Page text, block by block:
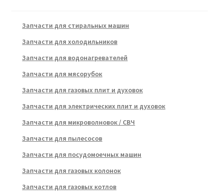
Запчасти для стиральных машин
Запчасти для холодильников
Запчасти для водонагревателей
Запчасти для мясорубок
Запчасти для газовых плит и духовок
Запчасти для электрических плит и духовок
Запчасти для микроволновок / СВЧ
Запчасти для пылесосов
Запчасти для посудомоечных машин
Запчасти для газовых колонок
Запчасти для газовых котлов